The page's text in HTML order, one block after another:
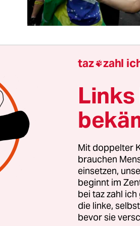
in Brasilien
von denen weit
Korruption konfrontiert
der die Justiz
die angeblichen
sind, um sie zu stürzen.
geht es nicht um die
sondern um einen
Viele Senatoren
Rousseff vielleicht einem
taz zahl
Mit doppelter
brauchen
einsetzen,
beginnt im
bei taz zahl
die linke,
bevor sie